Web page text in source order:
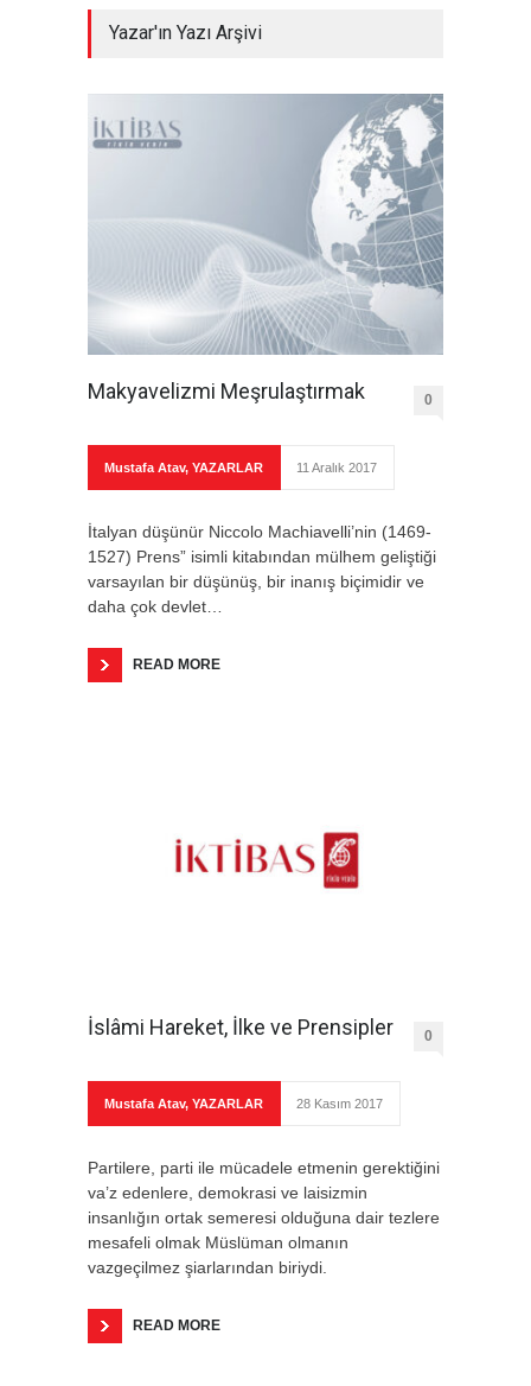
Yazar'ın Yazı Arşivi
Makyavelizmi Meşrulaştırmak 0
Mustafa Atav, YAZARLAR 11 Aralık 2017
İtalyan düşünür Niccolo Machiavelli’nin (1469-
1527) Prens” isimli kitabından mülhem geliştiği
varsayılan bir düşünüş, bir inanış biçimidir ve
daha çok devlet…
READ MORE
İslâmi Hareket, İlke ve Prensipler 0
Mustafa Atav, YAZARLAR 28 Kasım 2017
Partilere, parti ile mücadele etmenin gerektiğini
va’z edenlere, demokrasi ve laisizmin
insanlığın ortak semeresi olduğuna dair tezlere
mesafeli olmak Müslüman olmanın
vazgeçilmez şiarlarından biriydi.
READ MORE